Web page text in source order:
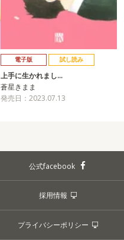
電子版 試し読み
上手に生かれまし…
蒼星きまま
発売日：2023.07.13
公式facebook
採用情報
プライバシーポリシー